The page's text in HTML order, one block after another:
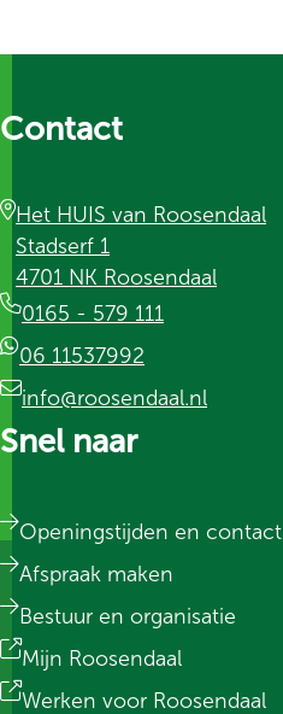
Contact
Het HUIS van Roosendaal
Stadserf 1
4701 NK Roosendaal
0165 - 579 111
06 11537992
info@roosendaal.nl
Snel naar
Openingstijden en contact
Afspraak maken
Bestuur en organisatie
Mijn Roosendaal
Werken voor Roosendaal